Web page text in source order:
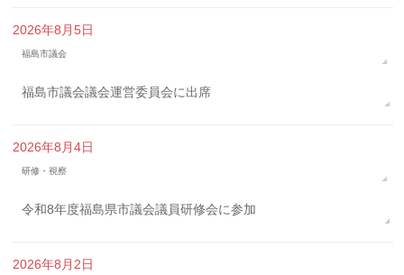
2026年8月5日
福島市議会
福島市議会議会運営委員会に出席
2026年8月4日
研修・視察
令和8年度福島県市議会議員研修会に参加
2026年8月2日